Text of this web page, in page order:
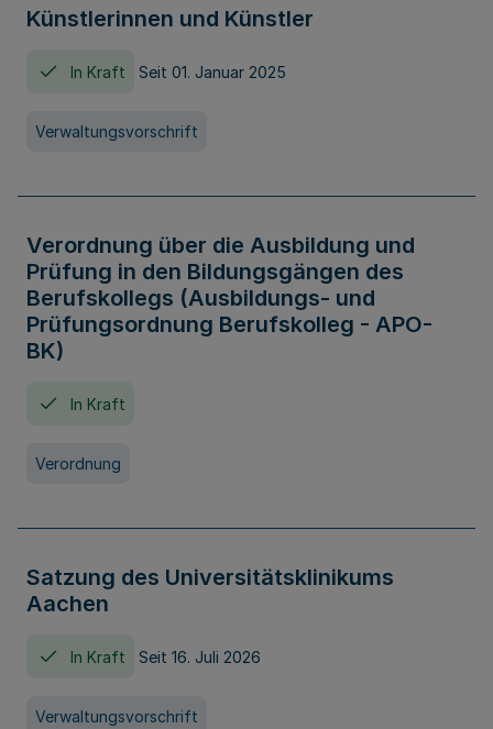
Künstlerinnen und Künstler
In Kraft Seit 01. Januar 2025
Verwaltungsvorschrift
Verordnung über die Ausbildung und
Prüfung in den Bildungsgängen des
Berufskollegs (Ausbildungs- und
Prüfungsordnung Berufskolleg - APO-
BK)
In Kraft
Verordnung
Satzung des Universitätsklinikums
Aachen
In Kraft Seit 16. Juli 2026
Verwaltungsvorschrift